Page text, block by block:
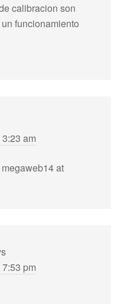
calibracion son
funcionamiento
am
at
pm